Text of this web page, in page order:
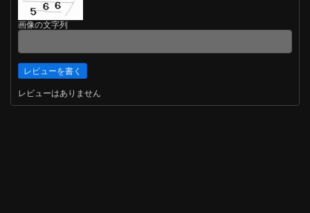
画像の文字列
レビューはありません